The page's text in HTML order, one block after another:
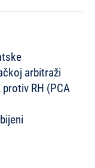
arbitraži
RH (PCA